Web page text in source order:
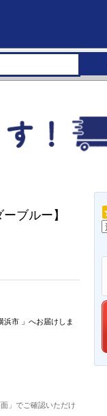
ブルー】
浜市 」 へお届けしま
」でご確認いただけ